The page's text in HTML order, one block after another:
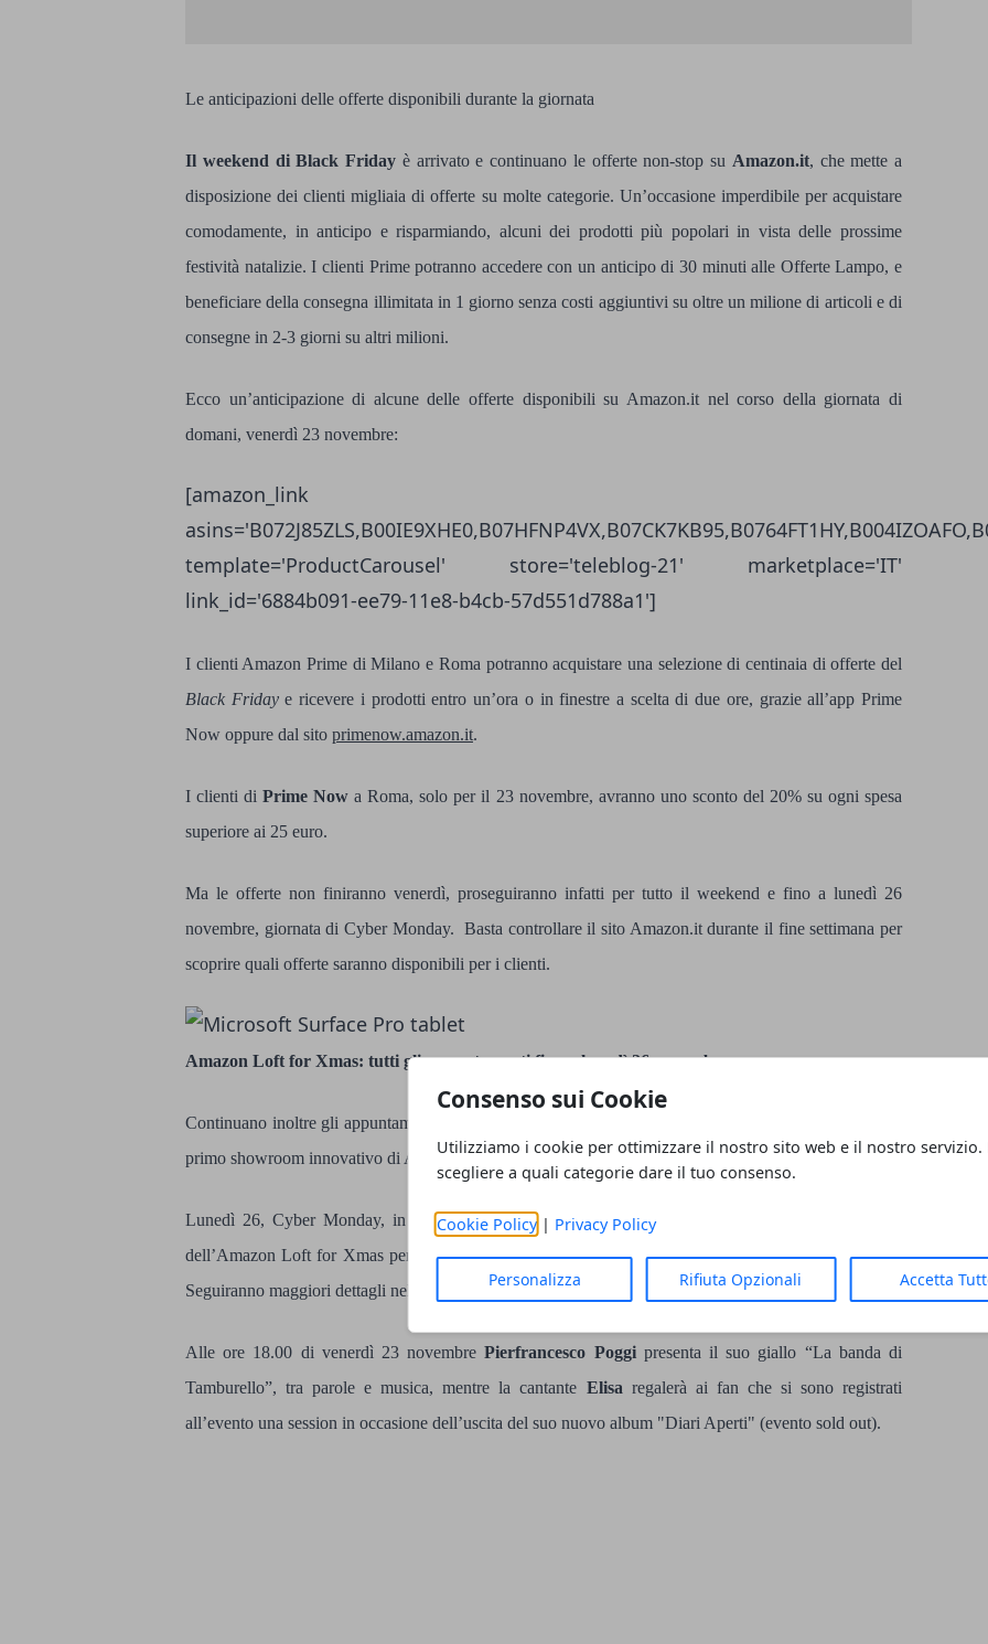
Consenso sui Cookie
Utilizziamo i cookie per ottimizzare il nostro sito web e il nostro servizio.
scegliere a quali categorie dare il tuo consenso.
Cookie Policy| Privacy Policy
Personalizza Rifiuta Opzionali Accetta
Le anticipazioni delle offerte disponibili durante la giornata
Il weekend di Black Friday è arrivato e continuano le offerte non-stop su Amazon.it, che mette a
disposizione dei clienti migliaia di offerte su molte categorie. Un’occasione imperdibile per acquistare
comodamente, in anticipo e risparmiando, alcuni dei prodotti più popolari in vista delle prossime
festività natalizie. I clienti Prime potranno accedere con un anticipo di 30 minuti alle Offerte Lampo, e
beneficiare della consegna illimitata in 1 giorno senza costi aggiuntivi su oltre un milione di articoli e di
consegne in 2-3 giorni su altri milioni.
Ecco un’anticipazione di alcune delle offerte disponibili su Amazon.it nel corso della giornata di
domani, venerdì 23 novembre:
[amazon_link
template='ProductCarousel' store='teleblog-21' marketplace='IT'
link_id='6884b091-ee79-11e8-b4cb-57d551d788a1']
I clienti Amazon Prime di Milano e Roma potranno acquistare una selezione di centinaia di offerte del
Black Fridaye ricevere i prodotti entro un’ora o in finestre a scelta di due ore, grazie all’app Prime
Now oppure dal sito primenow.amazon.it.
I clienti diPrime Now a Roma, solo per il 23 novembre, avranno uno sconto del 20% su ogni spesa
superiore ai 25 euro.
Ma le offerte non finiranno venerdì, proseguiranno infatti per tutto il weekend e fino a lunedì 26
novembre, giornata di Cyber Monday. Basta controllare il sito Amazon.it durante il fine settimana per
scoprire quali offerte saranno disponibili per i clienti.
Amazon Loft for Xmas: tutti gli appuntamenti fino a lunedì 26 novmebre
Continuano inoltre gli appuntamenti in programma fino al 26 novembre, all’Amazon Loft for Xmas, il
primo showroom innovativo di Amazon in Italia, in via Dante 14 a Milano.
Lunedì 26, Cyber Monday, in mattinata i concorrenti di X Factor 2018 si alterneranno all’interno
dell’Amazon Loft for Xmas per incontrare i propri fans. L’evento è a posti limitati e su registrazione.
Seguiranno maggiori dettagli nelle prossime comunicazioni.
Alle ore 18.00 di venerdì 23 novembrePierfrancesco Poggipresenta il suo giallo “La banda di
Tamburello”, tra parole e musica, mentre la cantante Elisaregalerà ai fan che si sono registrati
all’evento una session in occasione dell’uscita del suo nuovo album "Diari Aperti" (evento sold out).